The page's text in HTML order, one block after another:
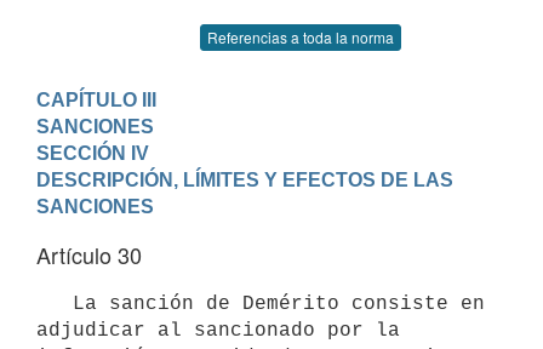
Referencias a toda la norma
CAPÍTULO III
SANCIONES
SECCIÓN IV
DESCRIPCIÓN, LÍMITES Y EFECTOS DE LAS
SANCIONES
Artículo 30
adjudicar al sancionado por la